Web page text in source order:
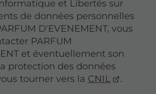
et Libertés sur
de données personnelles
D'EVENEMENT, vous
PARFUM
et éventuellement son
protection des données
tourner vers la CNIL
.